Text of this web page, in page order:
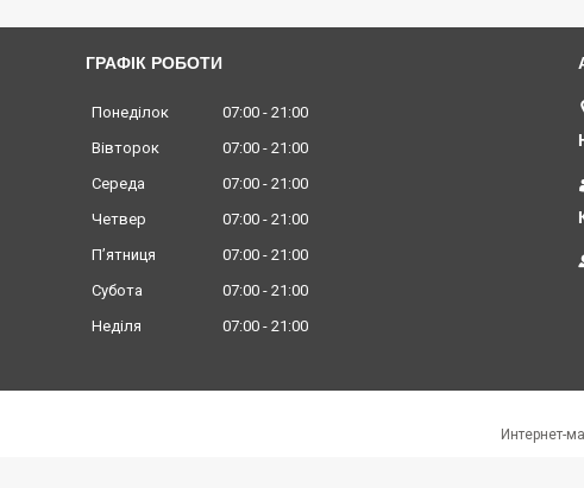
ГРАФІК РОБОТИ
Понеділок 07:00
21:00
Вівторок
07:00
21:00
Середа
07:00
21:00
Четвер
07:00
21:00
Пʼятниця
07:00
21:00
Субота
07:00
21:00
Неділя
07:00 21:00